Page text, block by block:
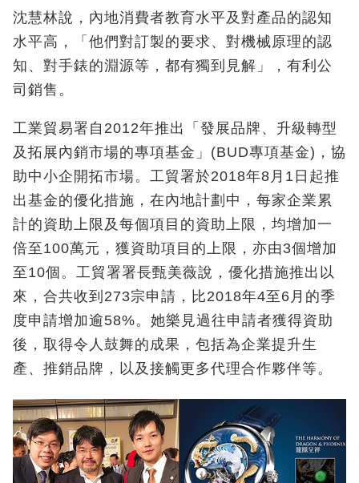
沈慧林說，內地消費者教育水平及對產品的認知
水平高，「他們對訂製的要求、對機械原理的認
知、對手錶的淵源等，都有獨到見解」，有利公
司銷售。
工業貿易署自2012年推出「發展品牌、升級轉型
及拓展內銷市場的專項基金」(BUD專項基金)，協
助中小企開拓市場。工貿署於2018年8月1日起推
出基金的優化措施，在內地計劃中，每家企業累
計的資助上限及每個項目的資助上限，均增加一
倍至100萬元，獲資助項目的上限，亦由3個增加
至10個。工貿署署長甄美薇說，優化措施推出以
來，合共收到273宗申請，比2018年4至6月的季
度申請增加逾58%。她樂見過往申請者獲得資助
後，取得令人鼓舞的成果，包括為企業提升生
產、推銷品牌，以及接觸更多代理合作夥伴等。